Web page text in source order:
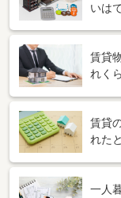
いは
賃貸
れく
賃貸
れた
一人